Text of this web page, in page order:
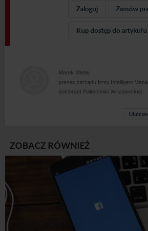
Zaloguj Zamów
Kup dostęp do artykułu
Marek Madej
prezes zarządu firmy Intelligent
doktorant Politechniki Wrocławskiej
ZOBACZ RÓWNIEŻ